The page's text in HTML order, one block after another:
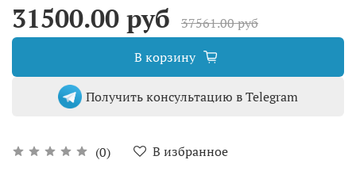
(0) В избранное
31500.00 руб
37561.00 руб
В корзину
Получить консультацию в Telegram